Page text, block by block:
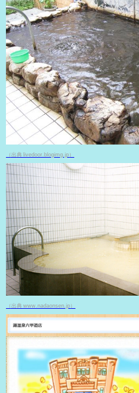
（出典 livedoor.blogimg.jp）
（出典 www.nadaonsen.jp）